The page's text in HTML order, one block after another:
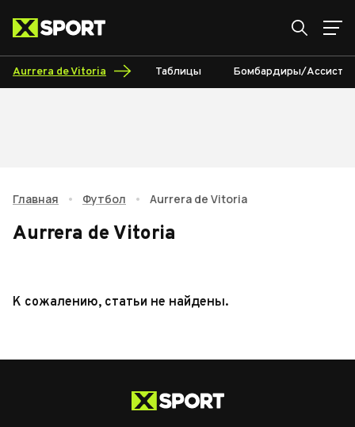
Aurrera de Vitoria Таблицы Бомбардиры/Ассисты
Главная • Футбол • Aurrera de Vitoria
Aurrera de Vitoria
К сожалению, статьи не найдены.